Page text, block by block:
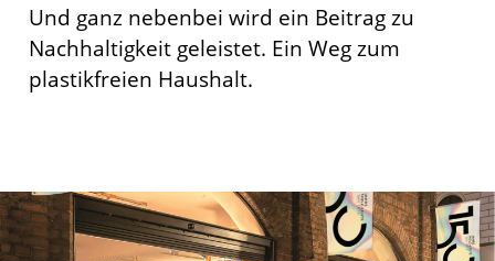
Und ganz nebenbei wird ein Beitrag zu
Nachhaltigkeit geleistet. Ein Weg zum
plastikfreien Haushalt.